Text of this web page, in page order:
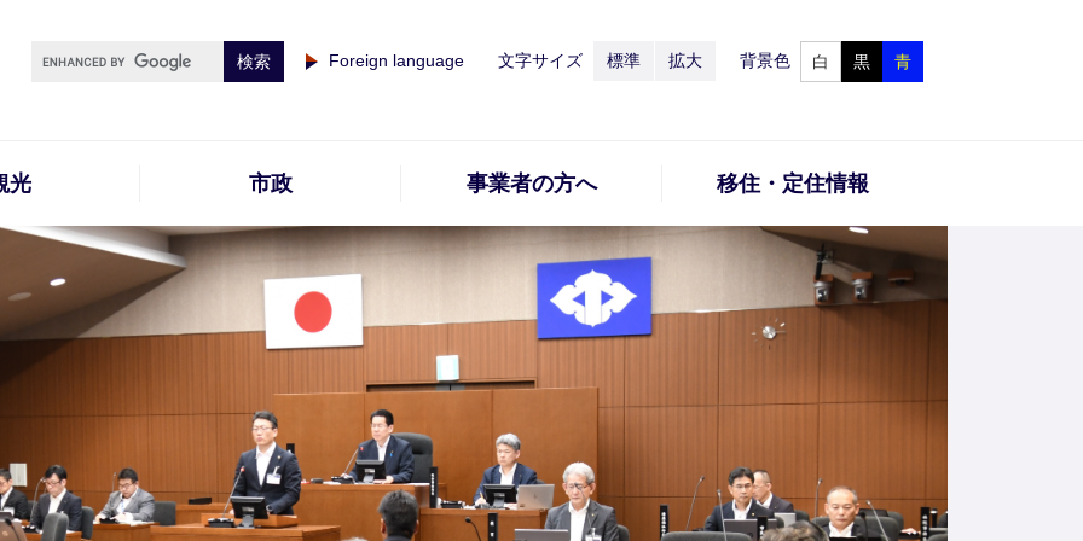
Foreign language 文字サイズ 標準 拡大 背景色 白 黒 青
光 市政 事業者の方へ 移住・定住情報